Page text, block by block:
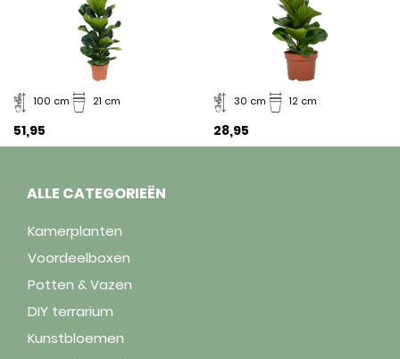
100 cm 21 cm
51,95
30 cm 12 cm
28,95
ALLE CATEGORIEËN
Kamerplanten
Voordeelboxen
Potten & Vazen
DIY terrarium
Kunstbloemen